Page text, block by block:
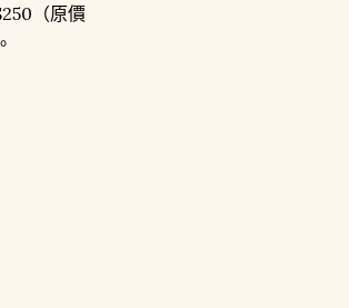
（原價